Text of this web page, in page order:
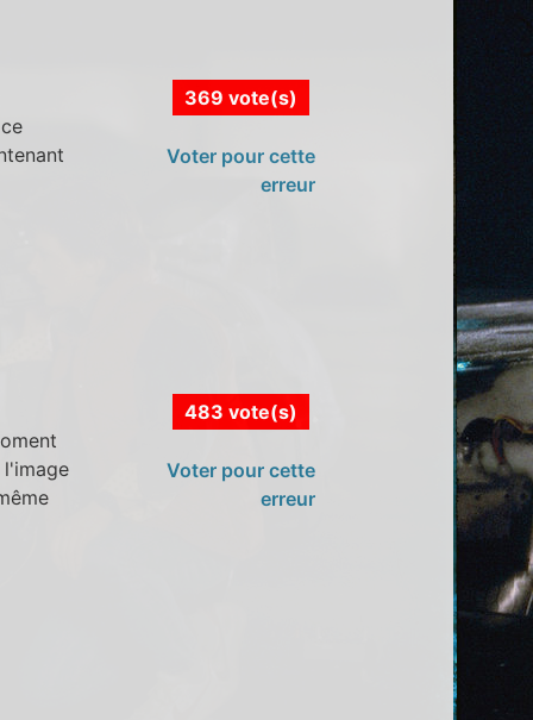
369 vote(s)
Voter pour cette
erreur
483 vote(s)
Voter pour cette
erreur